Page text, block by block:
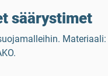
säärystimet
Materiaali: